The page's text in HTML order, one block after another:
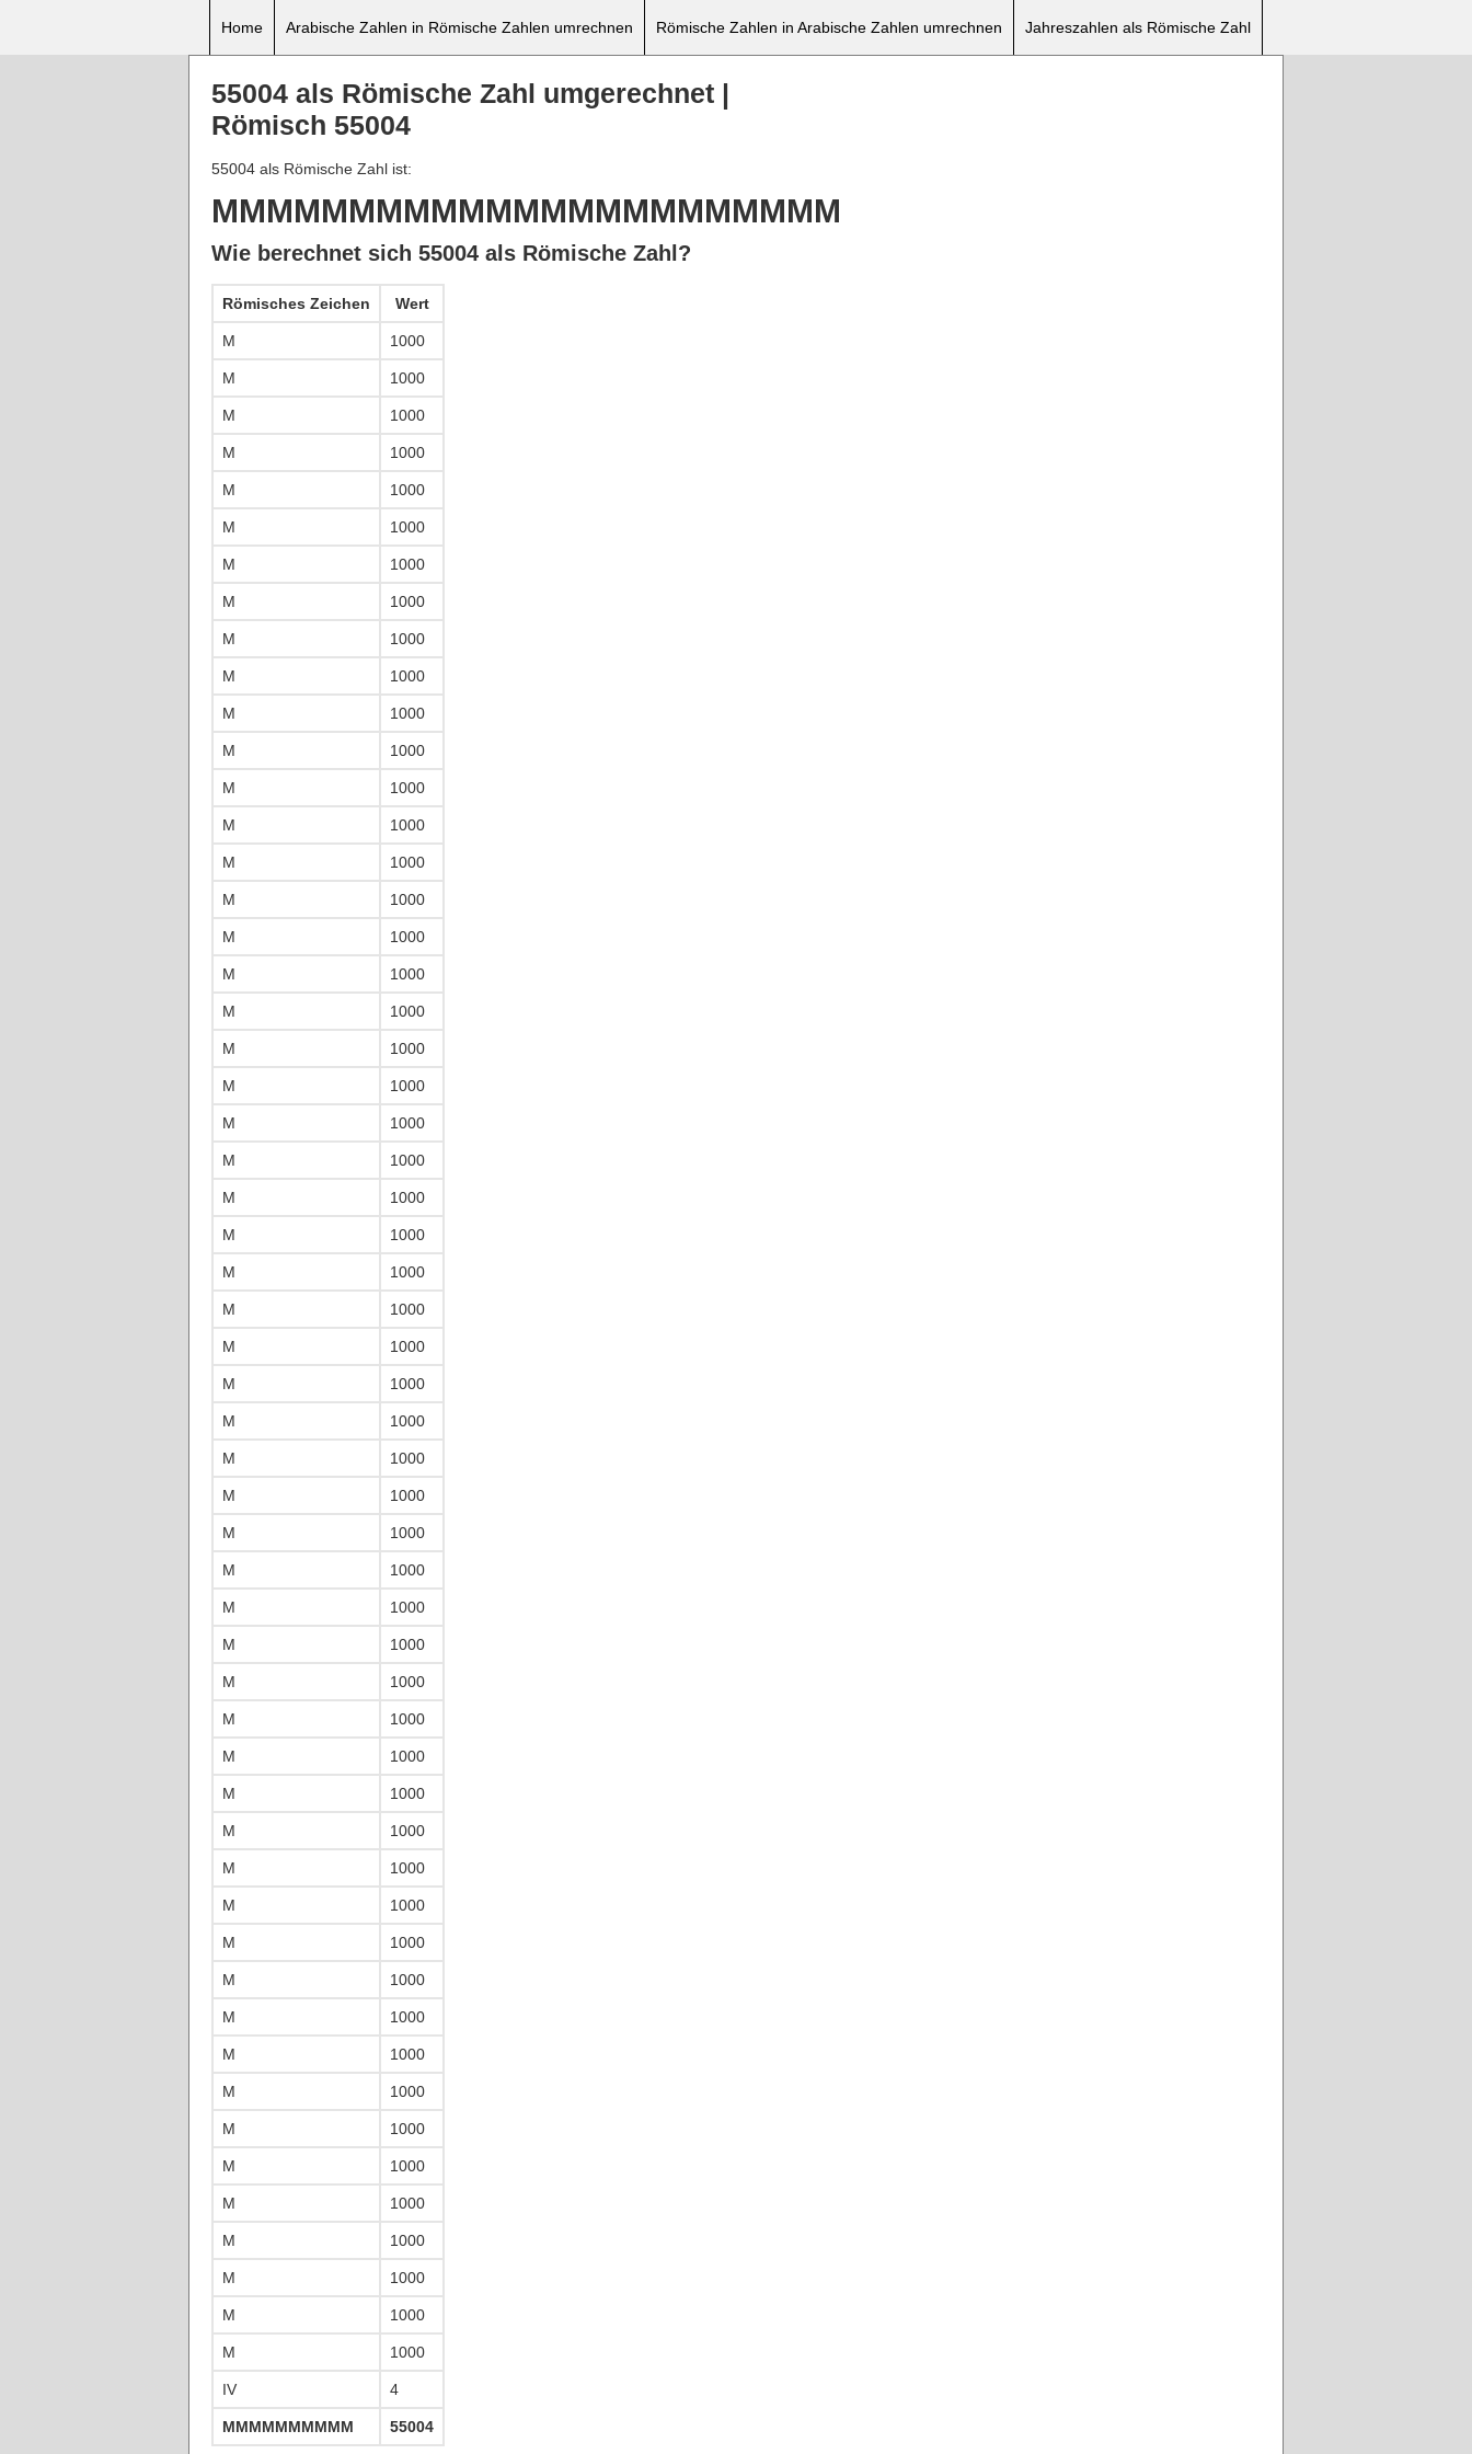
Home Arabische Zahlen in Römische Zahlen umrechnen Römische Zahlen in Arabische Zahlen umrechnen Jahreszahlen als Römische Zahl
55004 als Römische Zahl umgerechnet |
Römisch 55004
55004 als Römische Zahl ist:
Wie berechnet sich 55004 als Römische Zahl?
Römisches Zeichen Wert
M 1000
M 1000
M 1000
M 1000
M 1000
M 1000
M 1000
M 1000
M 1000
M 1000
M 1000
M 1000
M 1000
M 1000
M 1000
M 1000
M 1000
M 1000
M 1000
M 1000
M 1000
M 1000
M 1000
M 1000
M 1000
M 1000
M 1000
M 1000
M 1000
M 1000
M 1000
M 1000
M 1000
M 1000
M 1000
M 1000
M 1000
M 1000
M 1000
M 1000
M 1000
M 1000
M 1000
M 1000
M 1000
M 1000
M 1000
M 1000
M 1000
M 1000
M 1000
M 1000
M 1000
M 1000
M 1000
IV 4
MMMMMMMMMMMMMMMMMMMMMMMMMMMMMMMMMMMMMMMMMMMMMMMMMMMMMMMIV
55004